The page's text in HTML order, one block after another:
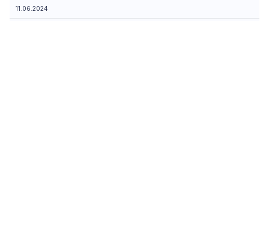
11.06.2024